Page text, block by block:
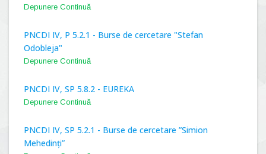
Depunere Continuă
PNCDI IV, P 5.2.1 - Burse de cercetare "Stefan
Odobleja"
Depunere Continuă
PNCDI IV, SP 5.8.2 - EUREKA
Depunere Continuă
PNCDI IV, SP 5.2.1 - Burse de cercetare ”Simion
Mehedinți”